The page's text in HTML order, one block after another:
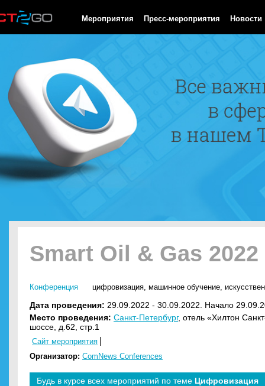
Мероприятия Пресс-мероприятия Новости
Smart Oil & Gas 2022
Конференция цифровизация, машинное обучение,
Дата проведения: 29.09.2022 - 30.09.2022. Начало
Место проведения: Санкт-Петербург, отель «Хилтон
шоссе, д.62, стр.1
Сайт мероприятия
Организатор: ComNews Conferences
Будь в курсе всех мероприятий по теме Цифровизация